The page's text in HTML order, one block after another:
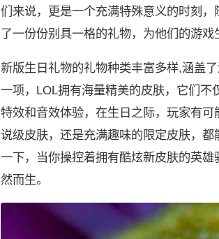
们来说，更是一个充满特殊意义的时刻
了一份份别具一格的礼物，为他们的游戏
新版生日礼物的礼物种类丰富多样,涵盖
一项，LOL拥有海量精美的皮肤，它们
特效和音效体验，在生日之际，玩家有
说级皮肤，还是充满趣味的限定皮肤，
一下，当你操控着拥有酷炫新皮肤的英
然而生。